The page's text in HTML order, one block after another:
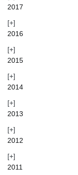
2017
2016
2015
2014
2013
2012
2011